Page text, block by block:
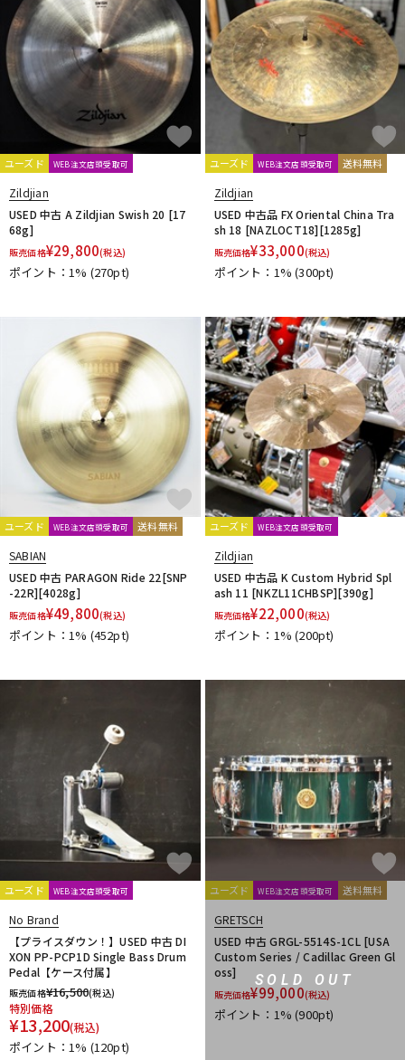
ユーズド WEB注文店頭受取可
Zildjian
USED 中古 A Zildjian Swish 20 [17
68g]
販売価格¥29,800(税込)
ポイント：1% (270pt)
ユーズド WEB注文店頭受取可 送料無料
Zildjian
USED 中古品 FX Oriental China Tra
sh 18 [NAZLOCT18][1285g]
販売価格¥33,000(税込)
ポイント：1%(300pt)
ユーズド WEB注文店頭受取可 送料無料
SABIAN
USED 中古 PARAGON Ride 22[SNP
-22R][4028g]
販売価格¥49,800(税込)
ポイント：1% (452pt)
ユーズド WEB注文店頭受取可
Zildjian
USED 中古品 K Custom Hybrid Spl
ash 11 [NKZL11CHBSP][390g]
販売価格¥22,000(税込)
ポイント：1%(200pt)
ユーズド WEB注文店頭受取可
No Brand
【プライスダウン！】USED 中古 DI
XON PP-PCP1D Single Bass Drum
Pedal【ケース付属】
販売価格¥16,500(税込)
特別価格
¥13,200(税込)
ポイント：1% (120pt)
SOLD OUT
ユーズド WEB注文店頭受取可 送料無料
GRETSCH
USED 中古 GRGL-5514S-1CL [USA
Custom Series / Cadillac Green Gl
oss]
販売価格¥99,000(税込)
ポイント：1%(900pt)